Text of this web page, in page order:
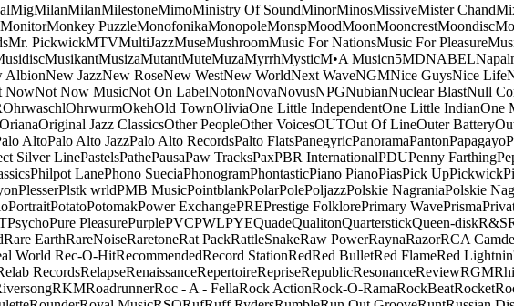
MigMilanMilanMilestoneMimoMinistry Of SoundMinorMinosMissiveMister Chand
MonitorMonkey PuzzleMonofonikaMonopoleMonspMoodMoonMooncrestMoondisc
Mr. PickwickMTVMultiJazzMuseMushroomMusic For NationsMusic For Pleasure
MusikantMusizaMutantMuteMuzaMyrrhMysticM•A Musicn5MDNABEL
AlbionNew JazzNew RoseNew WestNew WorldNext WaveNGMNice GuysNice Life
NowNot Now MusicNot On LabelNotonNovaNovusNPGNubianNuclear BlastNull
OhrwaschlOhrwurmOkehOld TownOliviaOne Little IndependentOne Little IndianOne
OrianaOriginal Jazz ClassicsOther PeopleOther VoicesOUTOut Of LineOuter Battery
AltoPalo Alto JazzPalo Alto RecordsPalto FlatsPanegyricPanoramaPantonPapagayo
Silver LinePastelsPathePausaPaw TracksPaxPBR InternationalPDUPenny Farthing
Philpot LanePhono SueciaPhonogramPhontasticPiano PianoPiasPick UpPickwick
PlesserPlstk wrldPMB MusicPointblankPolarPolePoljazzPolskie NagraniaPolskie
PortraitPotatoPotomakPower ExchangePREPrestige FolklorePrimary WavePrisma
PsychoPure PleasurePurplePVCPWLPYEQuadeQualitonQuarterstickQueen-diskR&S
Rare EarthRareNoiseRaretoneRat PackRattleSnakeRaw PowerRaynaRazorRCA
World Rec-O-HitRecommendedRecord StationRedRed BulletRed FlameRed
RecordsRelapseRenaissanceRepertoireRepriseRepublicResonanceReviewRGM
RKMRoadrunnerRoc - A - FellaRock ActionRock-O-RamaRockBeatRocket